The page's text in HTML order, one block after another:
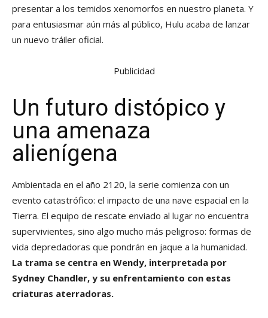
presentar a los temidos xenomorfos en nuestro planeta. Y
para entusiasmar aún más al público, Hulu acaba de lanzar
un nuevo tráiler oficial.
Publicidad
Un futuro distópico y
una amenaza
alienígena
Ambientada en el año 2120, la serie comienza con un
evento catastrófico: el impacto de una nave espacial en la
Tierra. El equipo de rescate enviado al lugar no encuentra
supervivientes, sino algo mucho más peligroso: formas de
vida depredadoras que pondrán en jaque a la humanidad.
La trama se centra en Wendy, interpretada por
Sydney Chandler, y su enfrentamiento con estas
criaturas aterradoras.